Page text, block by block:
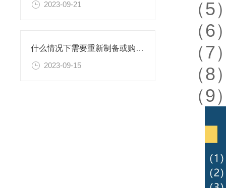
2023-09-21
什么情况下需要重新制备或购置新的乙二胺四乙酸二钠滴定溶液标准物质？
2023-09-15
（
（
（
（
（